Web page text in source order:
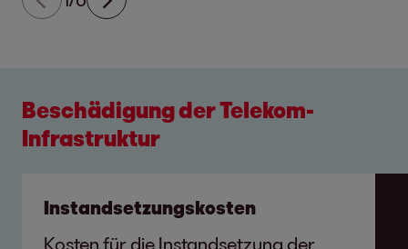
Beschädigung der Telekom-
Infrastruktur
Instandsetzungskosten
Kosten für die Instandsetzung der